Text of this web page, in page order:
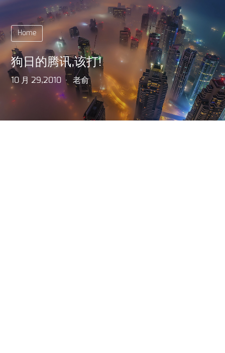
Home
狗日的腾讯,该打!
10 月 29,2010 老俞